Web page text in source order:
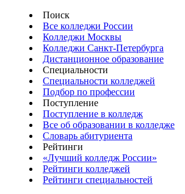
Поиск
Все колледжи России
Колледжи Москвы
Колледжи Санкт-Петербурга
Дистанционное образование
Специальности
Специальности колледжей
Подбор по профессии
Поступление
Поступление в колледж
Все об образовании в колледже
Словарь абитуриента
Рейтинги
«Лучший колледж России»
Рейтинги колледжей
Рейтинги специальностей